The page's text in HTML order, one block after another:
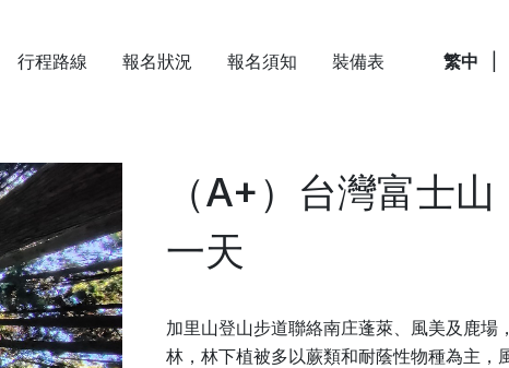
繁中
行程路線 報名狀況 報名須知 裝備表
（A+）台灣富士山
一天
加里山登山步道聯絡南庄蓬萊、風美及鹿場
林，林下植被多以蕨類和耐蔭性物種為主，